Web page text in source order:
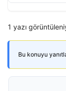
1 yazı
Bu konuyu